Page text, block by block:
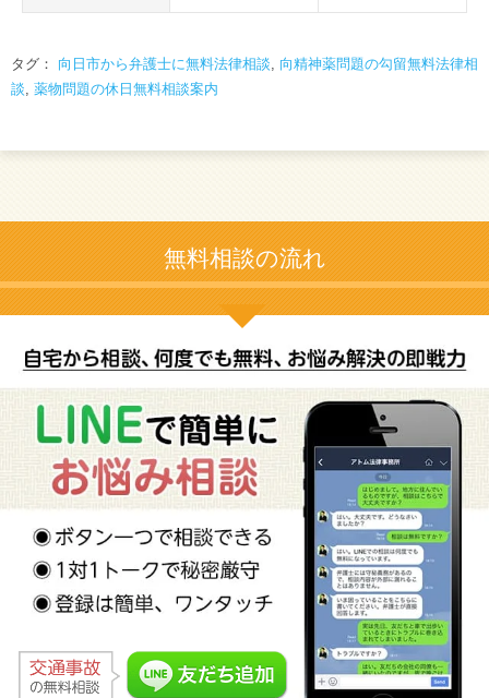
タグ： 向日市から弁護士に無料法律相談, 向精神薬問題の勾留無料法律相
談, 薬物問題の休日無料相談案内
無料相談の流れ